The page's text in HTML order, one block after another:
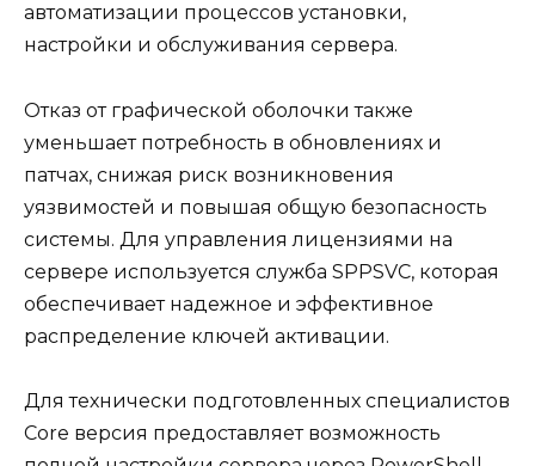
автоматизации процессов установки,
настройки и обслуживания сервера.
Отказ от графической оболочки также
уменьшает потребность в обновлениях и
патчах, снижая риск возникновения
уязвимостей и повышая общую безопасность
системы. Для управления лицензиями на
сервере используется служба SPPSVC, которая
обеспечивает надежное и эффективное
распределение ключей активации.
Для технически подготовленных специалистов
Core версия предоставляет возможность